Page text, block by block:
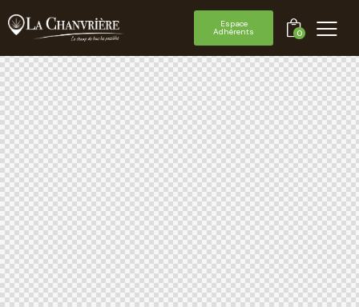
Espace
Adhérents 0